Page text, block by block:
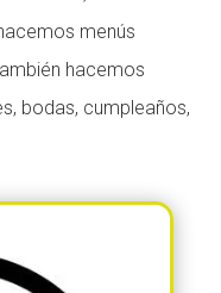
menús
hacemos
bodas, cumpleaños,